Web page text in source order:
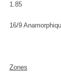
1.85
16/9
Zones